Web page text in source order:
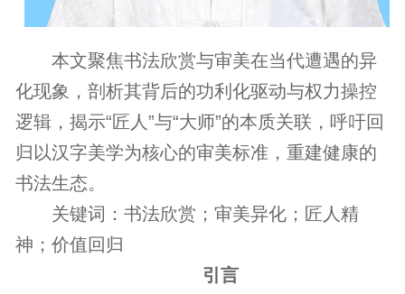
本文聚焦书法欣赏与审美在当代遭遇的异
化现象，剖析其背后的功利化驱动与权力操控
逻辑，揭示“匠人”与“大师”的本质关联，呼吁回
归以汉字美学为核心的审美标准，重建健康的
书法生态。
关键词：书法欣赏；审美异化；匠人精
神；价值回归
引言